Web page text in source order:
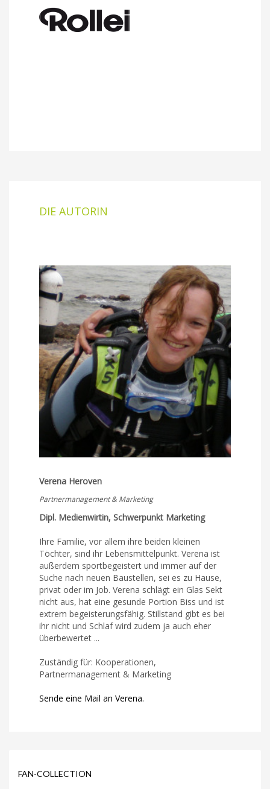
DIE AUTORIN
Verena Heroven
Partnermanagement & Marketing
Dipl. Medienwirtin, Schwerpunkt Marketing
Ihre Familie, vor allem ihre beiden kleinen
Töchter, sind ihr Lebensmittelpunkt. Verena ist
außerdem sportbegeistert und immer auf der
Suche nach neuen Baustellen, sei es zu Hause,
privat oder im Job. Verena schlägt ein Glas Sekt
nicht aus, hat eine gesunde Portion Biss und ist
extrem begeisterungsfähig. Stillstand gibt es bei
ihr nicht und Schlaf wird zudem ja auch eher
überbewertet ...
Zuständig für: Kooperationen,
Partnermanagement & Marketing
Sende eine Mail an Verena.
FAN-COLLECTION